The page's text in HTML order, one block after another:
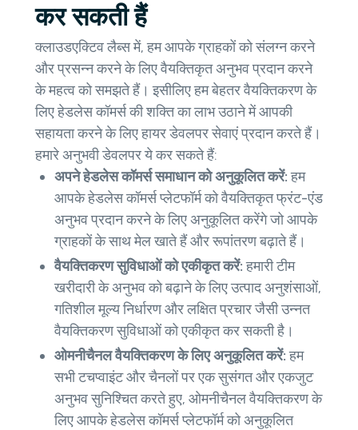
कर सकती हैं
क्लाउडएक्टिव लैब्स में, हम आपके ग्राहकों को संलग्न करने
और प्रसन्न करने के लिए वैयक्तिकृत अनुभव प्रदान करने
के महत्व को समझते हैं। इसीलिए हम बेहतर वैयक्तिकरण के
लिए हेडलेस कॉमर्स की शक्ति का लाभ उठाने में आपकी
सहायता करने के लिए हायर डेवलपर सेवाएं प्रदान करते हैं।
हमारे अनुभवी डेवलपर ये कर सकते हैं:
अपने हेडलेस कॉमर्स समाधान को अनुकूलित करें:हम
आपके हेडलेस कॉमर्स प्लेटफॉर्म को वैयक्तिकृत फ्रंट-एंड
अनुभव प्रदान करने के लिए अनुकूलित करेंगे जो आपके
ग्राहकों के साथ मेल खाते हैं और रूपांतरण बढ़ाते हैं।
वैयक्तिकरण सुविधाओं को एकीकृत करें:हमारी टीम
खरीदारी के अनुभव को बढ़ाने के लिए उत्पाद अनुशंसाओं,
गतिशील मूल्य निर्धारण और लक्षित प्रचार जैसी उन्नत
वैयक्तिकरण सुविधाओं को एकीकृत कर सकती है।
ओमनीचैनल वैयक्तिकरण के लिए अनुकूलित करें:हम
सभी टचप्वाइंट और चैनलों पर एक सुसंगत और एकजुट
अनुभव सुनिश्चित करते हुए, ओमनीचैनल वैयक्तिकरण के
लिए आपके हेडलेस कॉमर्स प्लेटफॉर्म को अनुकूलित